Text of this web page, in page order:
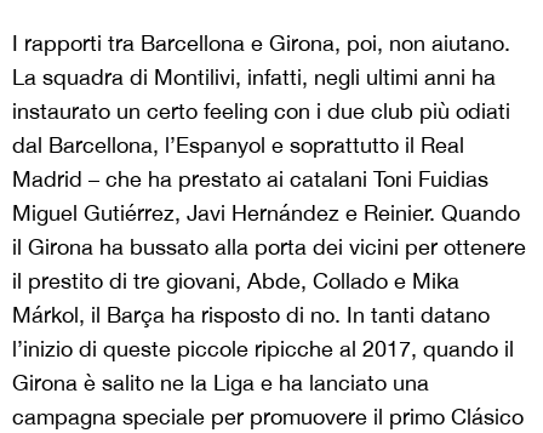
I rapporti tra Barcellona e Girona, poi, non aiutano.
La squadra di Montilivi, infatti, negli ultimi anni ha
instaurato un certo feeling con i due club più odiati
dal Barcellona, l’Espanyol e soprattutto il Real
Madrid – che ha prestato ai catalani Toni Fuidias
Miguel Gutiérrez, Javi Hernández e Reinier. Quando
il Girona ha bussato alla porta dei vicini per ottenere
il prestito di tre giovani, Abde, Collado e Mika
Márkol, il Barça ha risposto di no. In tanti datano
l’inizio di queste piccole ripicche al 2017, quando il
Girona è salito ne la Liga e ha lanciato una
campagna speciale per promuovere il primo Clásico